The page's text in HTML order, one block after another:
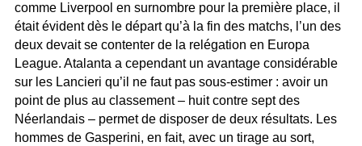
comme Liverpool en surnombre pour la première place, il
était évident dès le départ qu’à la fin des matchs, l’un des
deux devait se contenter de la relégation en Europa
League. Atalanta a cependant un avantage considérable
sur les Lancieri qu’il ne faut pas sous-estimer : avoir un
point de plus au classement – huit contre sept des
Néerlandais – permet de disposer de deux résultats. Les
hommes de Gasperini, en fait, avec un tirage au sort,